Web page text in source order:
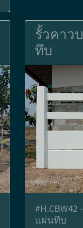
รั้วคาว
ทึบ
แผ่นทึบ